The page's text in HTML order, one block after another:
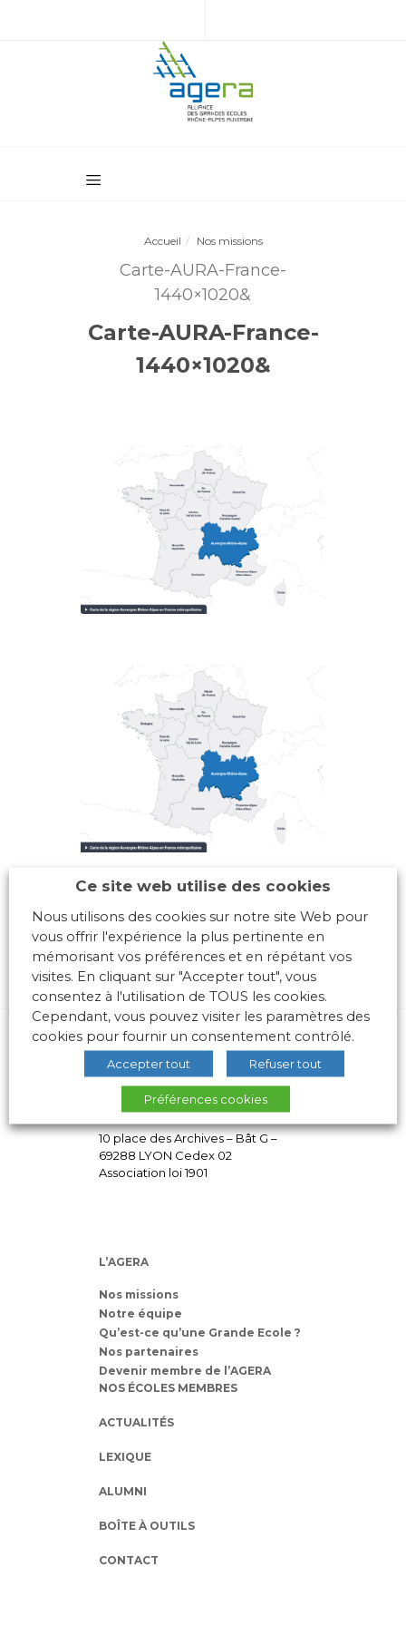
Accueil Nos missions
Carte-AURA-France-
1440×1020&
Carte-AURA-France-
1440×1020&
10 place des Archives – Bât G –
69288 LYON Cedex 02
Association loi 1901
L’AGERA
Nos missions
Notre équipe
Qu’est-ce qu’une Grande Ecole ?
Nos partenaires
Devenir membre de l’AGERA
NOS ÉCOLES MEMBRES
ACTUALITÉS
LEXIQUE
ALUMNI
BOÎTE À OUTILS
CONTACT
Ce site web utilise des cookies
Nous utilisons des cookies sur notre site Web pour
vous offrir l'expérience la plus pertinente en
mémorisant vos préférences et en répétant vos
visites. En cliquant sur "Accepter tout", vous
consentez à l'utilisation de TOUS les cookies.
Cependant, vous pouvez visiter les paramètres des
cookies pour fournir un consentement contrôlé.
Accepter tout Refuser tout
Préférences cookies